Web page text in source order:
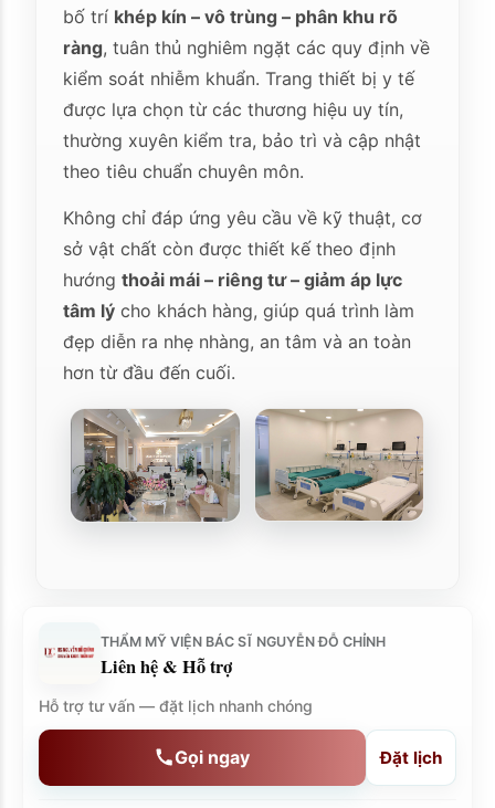
bố trí khép kín – vô trùng – phân khu rõ
ràng, tuân thủ nghiêm ngặt các quy định về
kiểm soát nhiễm khuẩn. Trang thiết bị y tế
được lựa chọn từ các thương hiệu uy tín,
thường xuyên kiểm tra, bảo trì và cập nhật
theo tiêu chuẩn chuyên môn.
Không chỉ đáp ứng yêu cầu về kỹ thuật, cơ
sở vật chất còn được thiết kế theo định
hướngthoải mái – riêng tư – giảm áp lực
tâm lý cho khách hàng, giúp quá trình làm
đẹp diễn ra nhẹ nhàng, an tâm và an toàn
hơn từ đầu đến cuối.
THẨM MỸ VIỆN BÁC SĨ NGUYỄN ĐỖ CHỈNH
Liên hệ & Hỗ trợ
Hỗ trợ tư vấn — đặt lịch nhanh chóng
Gọi ngay Đặt lịch